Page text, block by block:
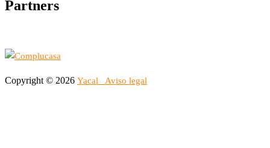
Partners
Copyright © 2026 Yacal Aviso legal